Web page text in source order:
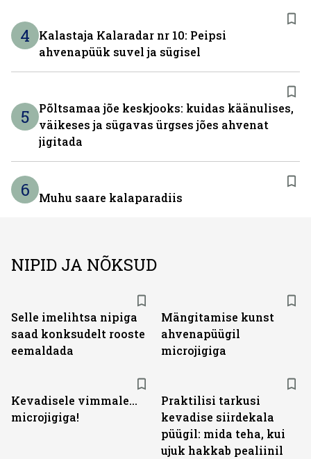
4
Kalastaja Kalaradar nr 10: Peipsi
ahvenapüük suvel ja sügisel
5
Põltsamaa jõe keskjooks: kuidas käänulises,
väikeses ja sügavas ürgses jões ahvenat
jigitada
6 Muhu saare kalaparadiis
NIPID JA NÕKSUD
Selle imelihtsa nipiga
saad konksudelt rooste
eemaldada
Mängitamise kunst
ahvenapüügil
microjigiga
Kevadisele vimmale...
microjigiga!
Praktilisi tarkusi
kevadise siirdekala
püügil: mida teha, kui
ujuk hakkab pealiinil